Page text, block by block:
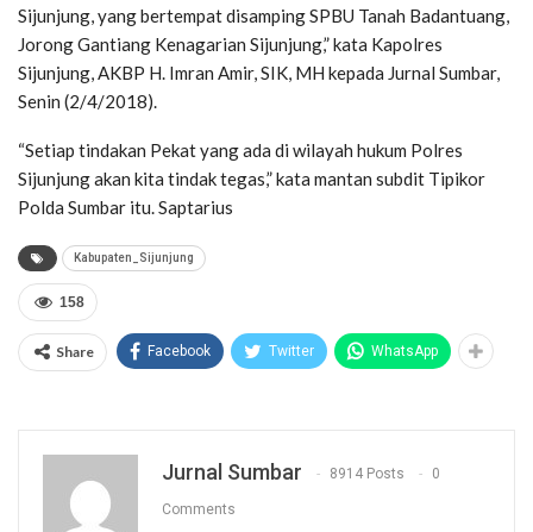
Sijunjung, yang bertempat disamping SPBU Tanah Badantuang,
Jorong Gantiang Kenagarian Sijunjung,” kata Kapolres
Sijunjung, AKBP H. Imran Amir, SIK, MH kepada Jurnal Sumbar,
Senin (2/4/2018).
“Setiap tindakan Pekat yang ada di wilayah hukum Polres
Sijunjung akan kita tindak tegas,” kata mantan subdit Tipikor
Polda Sumbar itu. Saptarius
Kabupaten_Sijunjung
158
Share Facebook Twitter WhatsApp
Jurnal Sumbar 8914 Posts 0
Comments